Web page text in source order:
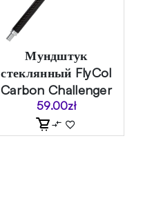
Мундштук
стеклянный FlyCol
Carbon Challenger
59.00zł